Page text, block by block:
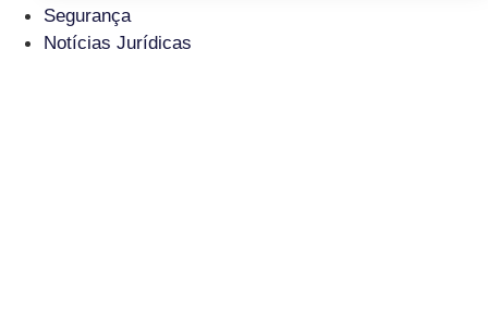
Segurança
Notícias Jurídicas